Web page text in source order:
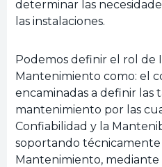
determinar las
las instalaciones.
Podemos definir el rol de
Mantenimiento como: el
encaminadas a definir las
mantenimiento por las
Confiabilidad y la
soportando
Mantenimiento,